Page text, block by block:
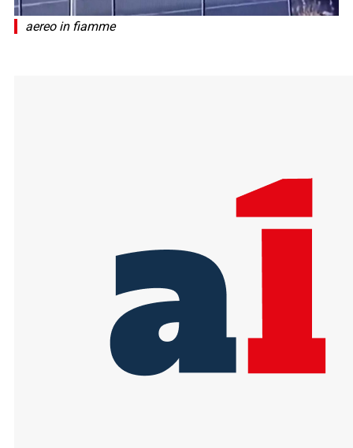
aereo in fiamme